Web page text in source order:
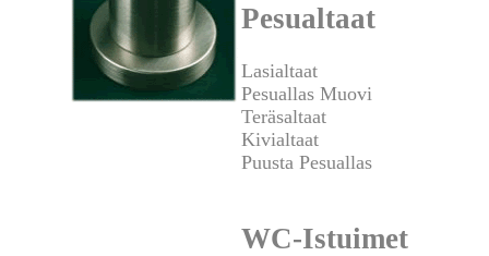
Pesualtaat
Lasialtaat
Pesuallas Muovi
Teräsaltaat
Kivialtaat
Puusta Pesuallas
WC-Istuimet